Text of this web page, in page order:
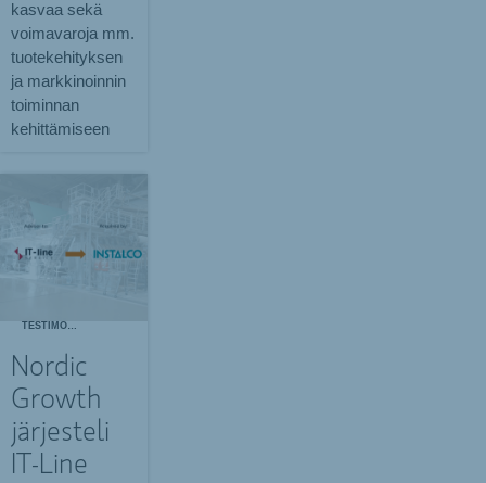
kasvaa sekä
voimavaroja mm.
tuotekehityksen
ja markkinoinnin
toiminnan
kehittämiseen
TESTIMONIALS
Nordic
Growth
järjesteli
IT-Line